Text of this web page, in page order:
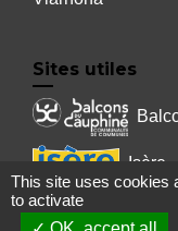
Sites utiles
Isère
This site uses cookies
to activate